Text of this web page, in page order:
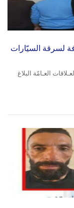
لسرقة السيّارات
العـامّة البلاغ